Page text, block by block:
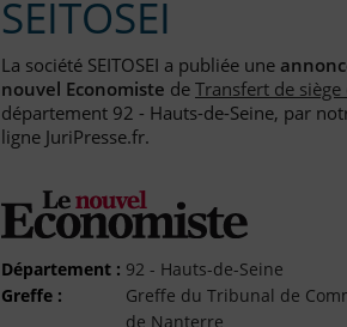
SEITOSEI
La société SEITOSEI a publiée une
nouvel Economiste deTransfert de
département 92 - Hauts-de-Seine, par
ligne JuriPresse.fr.
Département : 92 - Hauts-de-Seine
Greffe :
Greffe du Tribunal de
de Nanterre